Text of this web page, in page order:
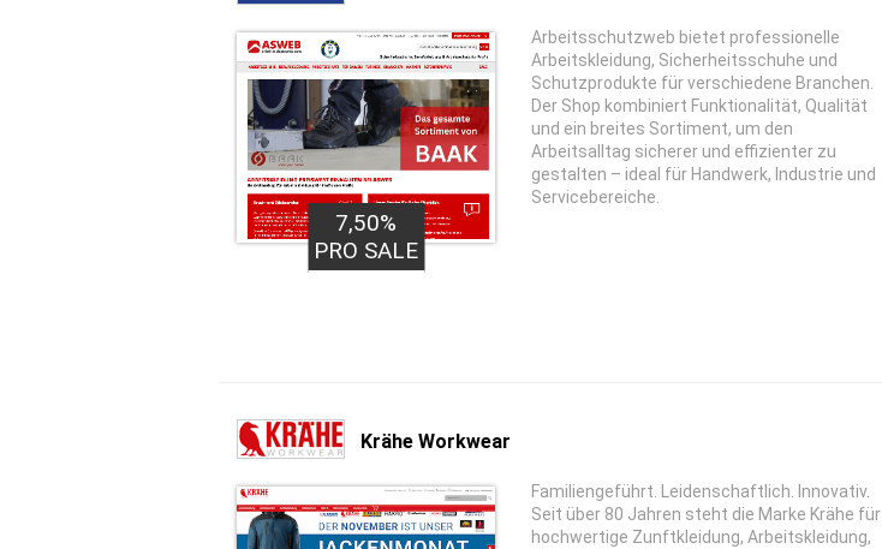
7,50%
PRO SALE
Arbeitsschutzweb bietet professionelle
Arbeitskleidung, Sicherheitsschuhe und
Schutzprodukte für verschiedene Branchen.
Der Shop kombiniert Funktionalität, Qualität
und ein breites Sortiment, um den
Arbeitsalltag sicherer und effizienter zu
gestalten – ideal für Handwerk, Industrie und
Servicebereiche.
Krähe Workwear
Familiengeführt. Leidenschaftlich. Innovativ.
Seit über 80 Jahren steht die Marke Krähe für
hochwertige Zunftkleidung, Arbeitskleidung,